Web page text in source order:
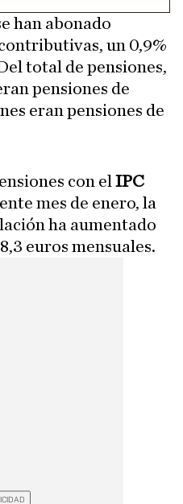
han abonado
un 0,9%
total de pensiones,
pensiones de
eran pensiones de
con el IPC
mes de enero, la
ha aumentado
euros mensuales.